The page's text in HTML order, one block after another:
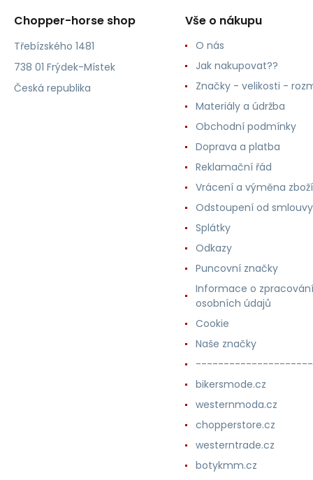
Chopper-horse shop
Třebízského 1481
738 01 Frýdek-Místek
Česká republika
Vše o nákupu
O nás
Jak nakupovat??
Značky - velikosti -
Materiály a údržba
Obchodní podmínky
Doprava a platba
Reklamační řád
Vrácení a výměna zboží
Odstoupení od smlouvy
Splátky
Odkazy
Puncovní značky
Informace o zpracování
osobních údajů
Cookie
Naše značky
bikersmode.cz
westernmoda.cz
chopperstore.cz
westerntrade.cz
botykmm.cz